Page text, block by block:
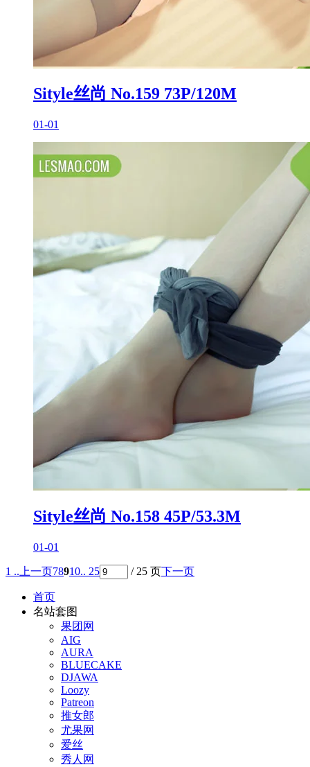
Sityle丝尚 No.159 73P/120M
01-01
Sityle丝尚 No.158 45P/53.3M
01-01
1 .. 上一页78910.. 25 / 25 页下一页
首页
名站套图
果团网
AIG
AURA
BLUECAKE
DJAWA
Loozy
Patreon
推女郎
尤果网
爱丝
秀人网